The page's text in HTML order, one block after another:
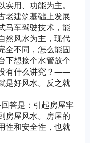
用、功能为主。
老建筑基础上发展
马车驾驶技术，能
然风水为主，现代
全不同，怎么能固
下想接个水管放个
有什么讲究？——
是好风水。反之就
答是：引起房屋牢
房屋风水。房屋的
性和安全性，也就